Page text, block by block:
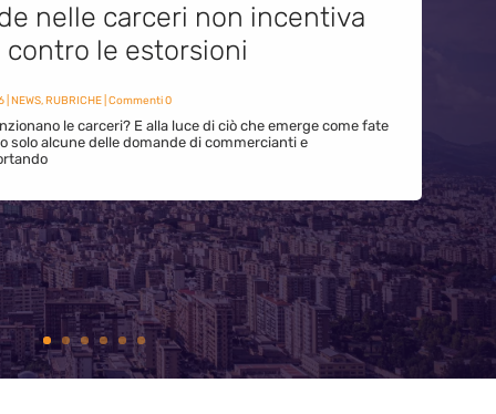
nelle carceri non incentiva
le estorsioni
| NEWS,RUBRICHE| Commenti 0
le carceri? E alla luce di ciò che emerge come fate
solo alcune delle domande di commercianti e